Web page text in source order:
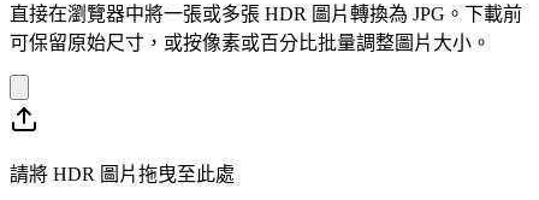
直接在瀏覽器中將一張或多張 HDR 圖片轉換為 JPG。下載前
可保留原始尺寸，或按像素或百分比批量調整圖片大小。
請將 HDR 圖片拖曳至此處